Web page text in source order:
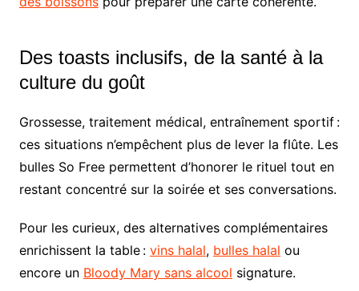
Des toasts inclusifs, de la santé à la
culture du goût
Grossesse, traitement médical, entraînement sportif :
ces situations n’empêchent plus de lever la flûte. Les
bulles So Free permettent d’honorer le rituel tout en
restant concentré sur la soirée et ses conversations.
Pour les curieux, des alternatives complémentaires
enrichissent la table : vins halal, bulles halal ou
encore un Bloody Mary sans alcool signature.